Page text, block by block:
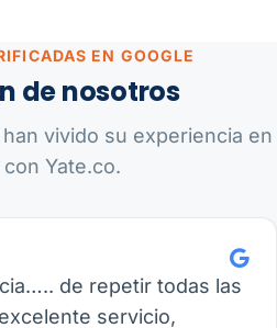
EN GOOGLE
de nosotros
vivido su experiencia en
Yate.co.
de repetir todas las
servicio,